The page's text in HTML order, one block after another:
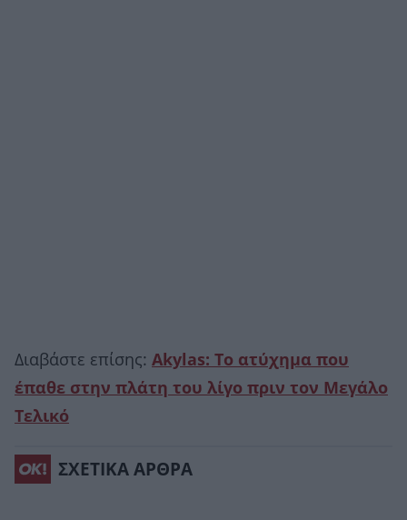
Διαβάστε επίσης: Akylas: Το ατύχημα που
έπαθε στην πλάτη του λίγο πριν τον Μεγάλο
Τελικό
ΣΧΕΤΙΚΑ ΑΡΘΡΑ